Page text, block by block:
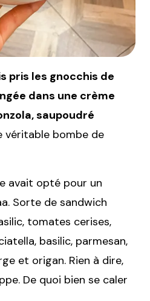
pris les gnocchis de
dans une crème
saupoudré
véritable bombe de
avait opté pour un
Sorte de sandwich
tomates cerises,
basilic, parmesan,
et origan. Rien à dire,
De quoi bien se caler